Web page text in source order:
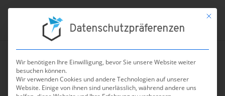
←zur Übersicht aller Nachrichten
Mit
Datenschutzpräferenzen
Wir benötigen Ihre Einwilligung, bevor Sie unsere Website weiter
besuchen können.
Wir verwenden Cookies und andere Technologien auf unserer
Website. Einige von ihnen sind unerlässlich, während andere uns